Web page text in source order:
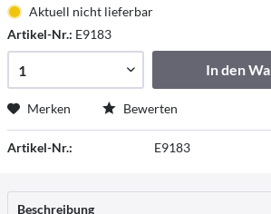
Aktuell nicht lieferbar
Artikel-Nr.: E9183
In den
Merken Bewerten
Artikel-Nr.: E9183
Beschreibung